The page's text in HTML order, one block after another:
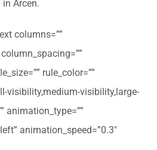
Arcen.
columns=””
rule_color=””
visibility,medium-visibility,large-
animation_type=””
animation_speed=”0.3″